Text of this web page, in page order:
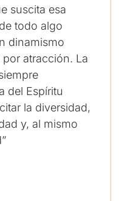
suscita esa
todo algo
dinamismo
atracción. La
del Espíritu
la diversidad,
y, al mismo